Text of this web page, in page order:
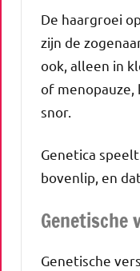
De haargroei
zijn de
ook, alleen in
of
snor.
Genetica
bovenlip, en
Genetische
Genetische